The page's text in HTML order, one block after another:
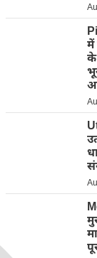
में
के